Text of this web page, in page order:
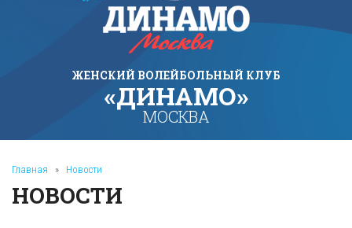
ЖЕНСКИЙ ВОЛЕЙБОЛЬНЫЙ КЛУБ
«ДИНАМО»
МОСКВА
Главная » Новости
НОВОСТИ